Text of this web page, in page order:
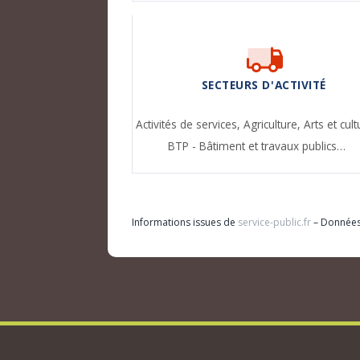
SECTEURS D'ACTIVITÉ
Activités de services,Agriculture,Arts et
BTP - Bâtiment et travaux publics…
Informations issues de service-public.fr–